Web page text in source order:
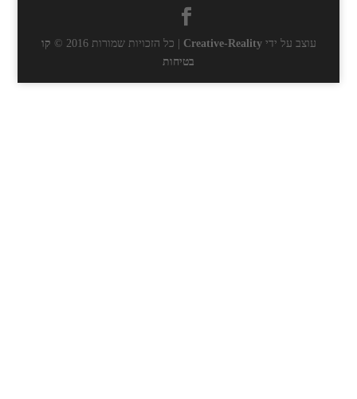
עוצב על ידיCreative-Reality | כל הזכויות שמורות 2016 ©
קו
בטיחות